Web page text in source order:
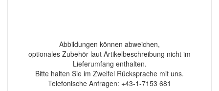
Abbildungen können abweichen,
optionales Zubehör laut Artikelbeschreibung nicht im
Lieferumfang enthalten.
Bitte halten Sie im Zweifel Rücksprache mit uns.
Telefonische Anfragen: +43-1-7153 681